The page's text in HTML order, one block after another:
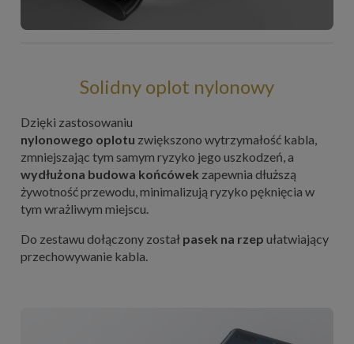
Solidny oplot nylonowy
Dzięki zastosowaniu
nylonowego oplotu zwiększono wytrzymałość kabla,
zmniejszając tym samym ryzyko jego uszkodzeń, a
wydłużona budowa końcówek zapewnia dłuższą
żywotność przewodu, minimalizują ryzyko pęknięcia w
tym wrażliwym miejscu.
Do zestawu dołączony został pasek na rzep ułatwiający
przechowywanie kabla.